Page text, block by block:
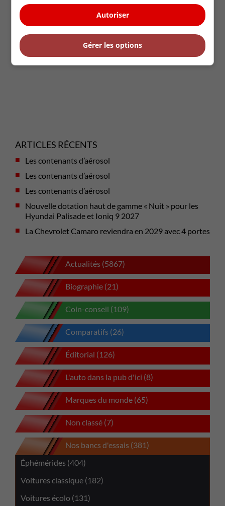
ARTICLES RÉCENTS
Les contenants d’aérosol
Les contenants d’aérosol
Les contenants d’aérosol
Nouvelle dotation haut de gamme « Nuit » pour les
Hyundai Palisade et Ioniq 9 2027
La Chevrolet Camaro reviendra en 2029 avec 4 portes
Actualités (5867)
Biographie (21)
Coin-conseil (109)
Comparatifs (26)
Éditorial (126)
L'auto dans la pub d'ici (8)
Marques du monde (65)
Non classé (7)
Nos bancs d'essais (381)
Éphémérides (404)
Voitures classique (182)
Voitures écolo (131)
Autoriser
Gérer les options